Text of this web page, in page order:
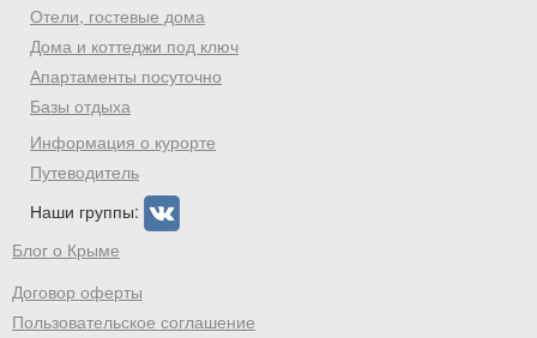
Отели, гостевые дома
Дома и коттеджи под ключ
Апартаменты посуточно
Базы отдыха
Информация о курорте
Путеводитель
Наши группы:
Блог о Крыме
Договор оферты
Пользовательское соглашение